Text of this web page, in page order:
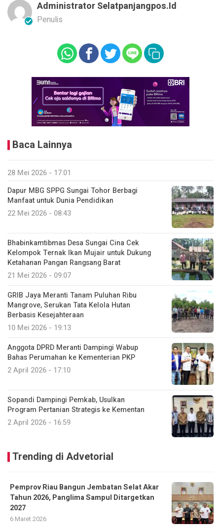
Administrator Selatpanjangpos.id
Penulis
Baca Lainnya
28 Mei 2026 - 17:01
Dapur MBG SPPG Sungai Tohor Berbagi
Manfaat untuk Dunia Pendidikan
22 Mei 2026 - 08:43
Bhabinkamtibmas Desa Sungai Cina Cek
Kelompok Ternak Ikan Mujair untuk Dukung
Ketahanan Pangan Rangsang Barat
21 Mei 2026 - 09:07
GRIB Jaya Meranti Tanam Puluhan Ribu
Mangrove, Serukan Tata Kelola Hutan
Berbasis Kesejahteraan
10 Mei 2026 - 19:13
Anggota DPRD Meranti Dampingi Wabup
Bahas Perumahan ke Kementerian PKP
2 April 2026 - 17:10
Sopandi Dampingi Pemkab, Usulkan
Program Pertanian Strategis ke Kementan
2 April 2026 - 16:59
Trending di Advetorial
Pemprov Riau Bangun Jembatan Selat Akar
Tahun 2026, Panglima Sampul Ditargetkan
2027
6 Maret 2026